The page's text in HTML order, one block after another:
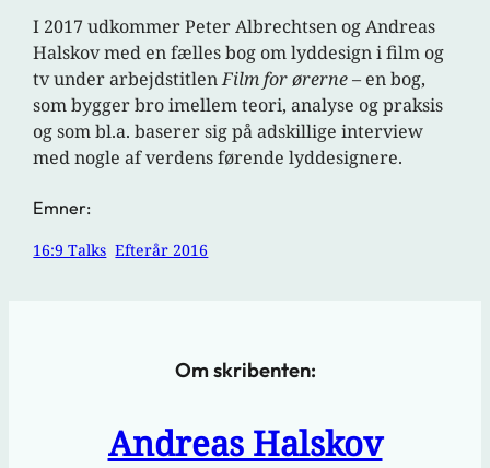
I 2017 udkommer Peter Albrechtsen og Andreas
Halskov med en fælles bog om lyddesign i film og
tv under arbejdstitlenFilm for ørerne– en bog,
som bygger bro imellem teori, analyse og praksis
og som bl.a. baserer sig på adskillige interview
med nogle af verdens førende lyddesignere.
Emner:
16:9 Talks Efterår 2016
Om skribenten:
Andreas Halskov